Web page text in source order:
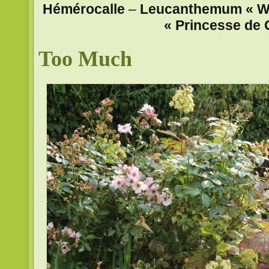
Hémérocalle – Leucanthemum «
« Princesse de
Too Much